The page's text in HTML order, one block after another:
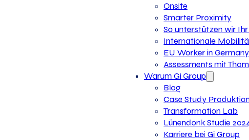
Onsite
Smarter Proximity
So unterstützen wir
Internationale
EU Worker in Germany
Assessments mit
Warum Gi Group
Blog
Case Study
Transformation Lab
Lünendonk Studie
Karriere bei Gi Group